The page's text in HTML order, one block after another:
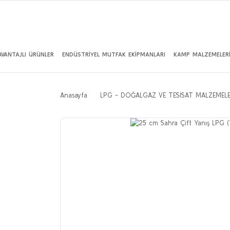
ÜRÜNLER ENDÜSTRİYEL MUTFAK EKİPMANLARI KAMP MALZEMELERİ
Anasayfa LPG - DOĞALGAZ VE TESİSAT